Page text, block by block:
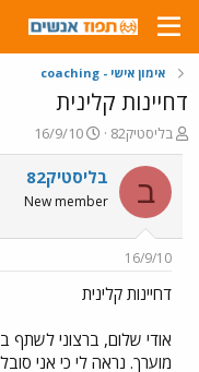
אימון אישי - coaching
דחיינות קלינית
פ
ו
ת
ח
ה
ו
ש
א
בליסטיק82
פ
ו
ר
ם
ר
16/9/10
ב בליסטיק82
New member
16/9/10
דחיינות קלינית
אודי שלום, ברצוני לשתף
מוערך. נראה לי כי אני